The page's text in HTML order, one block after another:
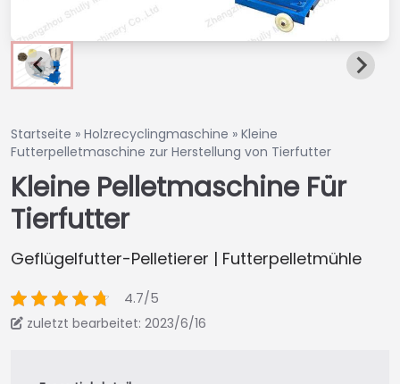
Startseite » Holzrecyclingmaschine » Kleine
Futterpelletmaschine zur Herstellung von Tierfutter
Kleine Pelletmaschine Für
Tierfutter
Geflügelfutter-Pelletierer | Futterpelletmühle
4.7/5
zuletzt bearbeitet: 2023/6/16